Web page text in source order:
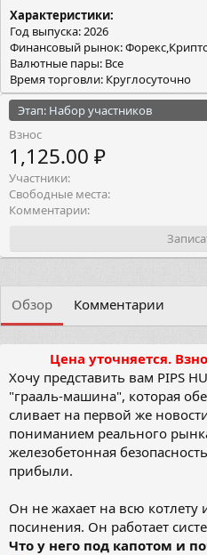
Характеристики
Год выпуска: 2026
Финансовый рынок:
Валютные пары: Все
Время торговли: Круглосуточно
Этап: Набор участников
Взнос
1,125.00 ₽
Участники
Свободные места
Комментарии
Обзор Комментарии
Цена уточняется.
Хочу представить вам PIPS
"грааль-машина", которая
сливает на первой же
пониманием реального
железобетонная
прибыли.
Он не жахает на всю котлету
посинения. Он работает
Что у него под капотом и